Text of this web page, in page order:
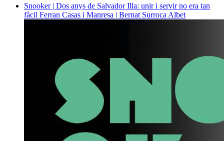
Snooker | Dos anys de Salvador Illa: unir i servir no era tan
fàcil Ferran Casas i Manresa | Bernat Surroca Albet